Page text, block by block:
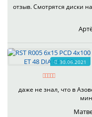
отзыв. Смотрятся диски
30.06.2021
даже не знал, что в